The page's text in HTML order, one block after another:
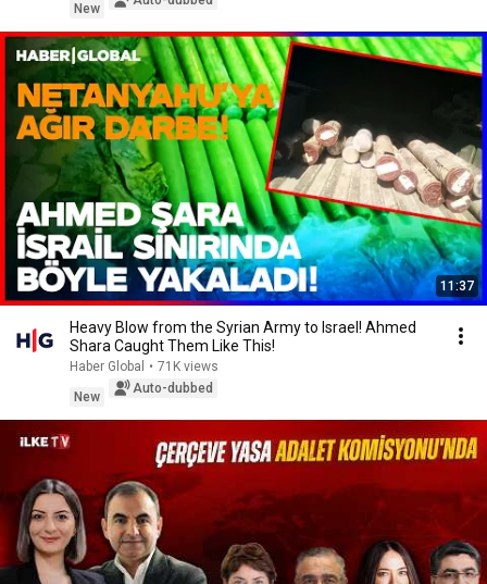
New
11:37
Heavy Blow from the Syrian Army to Israel! Ahmed
Shara Caught Them Like This!
Haber Global • 71K views
New
Auto-dubbed